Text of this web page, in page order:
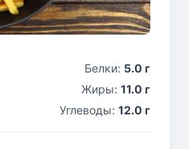
Белки: 5.0 г
Жиры: 11.0 г
Углеводы: 12.0 г